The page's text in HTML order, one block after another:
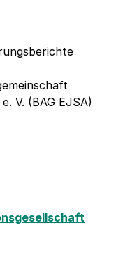
V. (BAG EJSA)